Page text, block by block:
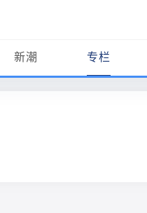
新潮 专栏